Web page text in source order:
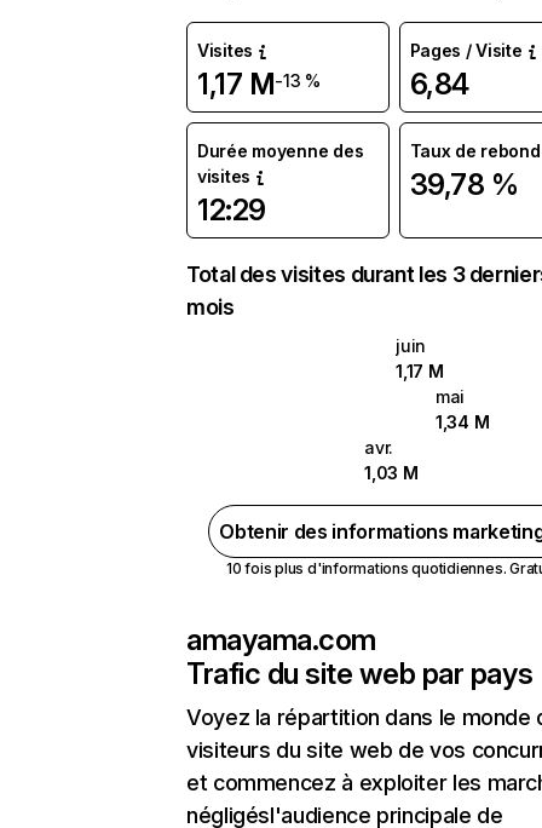
Visites
1,17 M-13 %
Pages / Visite
6,84
Durée moyenne des
visites
12:29
Taux de rebond
39,78 %
Total des visites durant les 3
mois
juin
1,17 M
mai
1,34 M
avr.
1,03 M
Obtenir des informations
10 fois plus d'informations quotidiennes.
amayama.com
Trafic du site web par pays
Voyez la répartition dans le monde
visiteurs du site web de vos
et commencez à exploiter les
négligésl'audience principale de